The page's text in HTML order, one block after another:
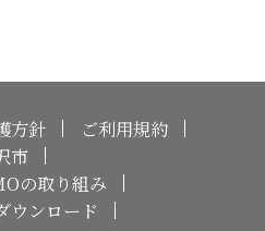
方針
ご利用規約
市
の取り組み
ウンロード